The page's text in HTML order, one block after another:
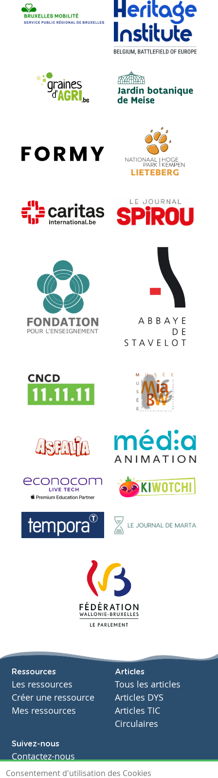
Ressources
Les ressources
Créer une ressource
Mes ressources
Articles
Tous les articles
Articles DYS
Articles TIC
Circulaires
Suivez-nous
Contactez-nous
Soutien scolaire
Consentement d'utilisation des Cookies